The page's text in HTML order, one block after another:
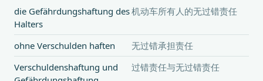
die Gefährdungshaftung des
Halters
机动车所有人的无过错责任
ohne Verschulden haften
无过错承担责任
Verschuldenshaftung und
过错责任与无过错责任